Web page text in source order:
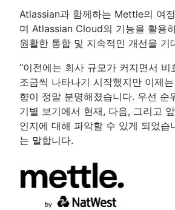
Atlassian과 함께하는 Mettle의 여
며 Atlassian Cloud의 기능을 활용
원활한 통합 및 지속적인 개선을 기
“이전에는 회사 규모가 커지면서 비
조금씩 나타나기 시작했지만 이제
향이 정말 분명해졌습니다. 우선 순
기별 보기에서 현재, 다음, 그리고
인지에 대해 파악할 수 있게 되었습
는 말합니다.